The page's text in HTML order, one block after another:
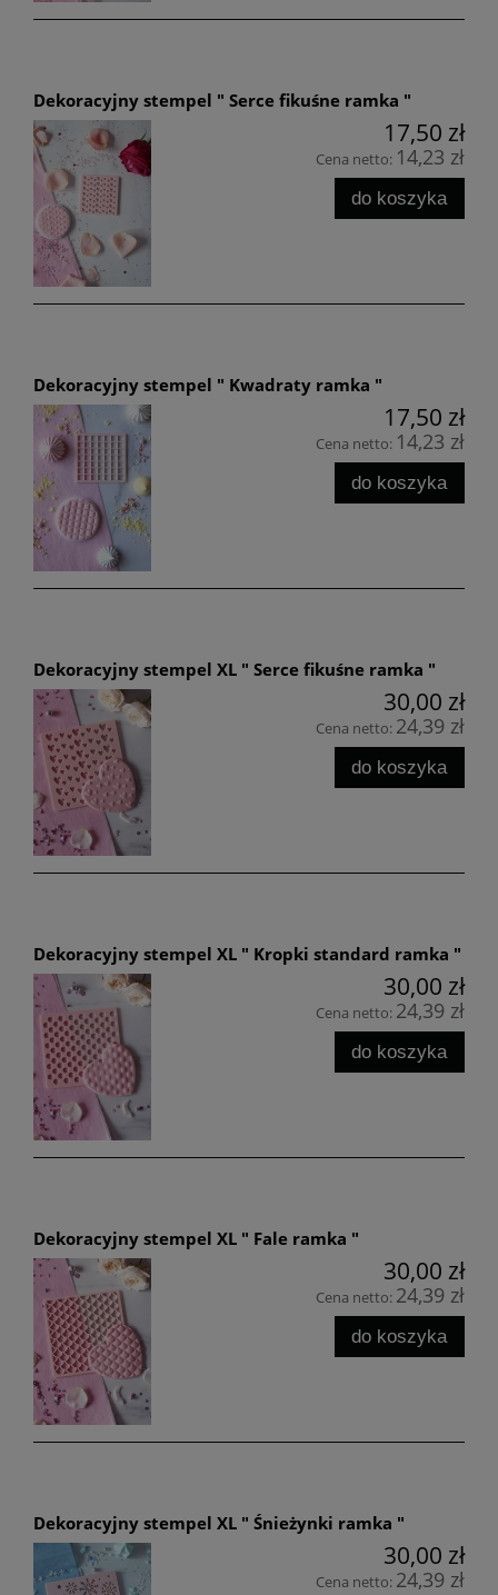
Dekoracyjny stempel " Serce fikuśne ramka "
17,50 zł
Cena netto: 14,23 zł
do koszyka
Dekoracyjny stempel " Kwadraty ramka "
17,50 zł
Cena netto: 14,23 zł
do koszyka
Dekoracyjny stempel XL " Serce fikuśne ramka "
30,00 zł
Cena netto: 24,39 zł
do koszyka
Dekoracyjny stempel XL " Kropki standard ramka "
30,00 zł
Cena netto: 24,39 zł
do koszyka
Dekoracyjny stempel XL " Fale ramka "
30,00 zł
Cena netto: 24,39 zł
do koszyka
Dekoracyjny stempel XL " Śnieżynki ramka "
30,00 zł
Cena netto: 24,39 zł